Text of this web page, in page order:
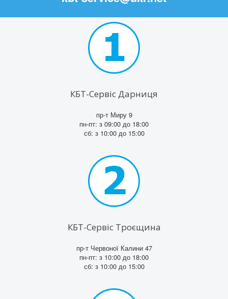
КБТ-Сервіс Дарниця
пр-т Миру 9
пн-пт: з 09:00 до 18:00
сб: з 10:00 до 15:00
КБТ-Сервіс Троєщина
пр-т Червоної Калини 47
пн-пт: з 10:00 до 18:00
сб: з 10:00 до 15:00